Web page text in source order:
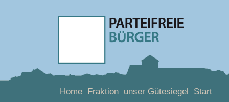
Home Fraktion unser Gütesiegel Start